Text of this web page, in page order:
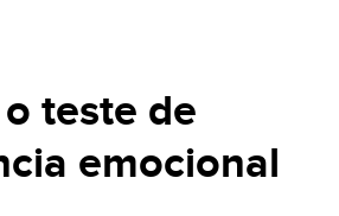
teste de
emocional